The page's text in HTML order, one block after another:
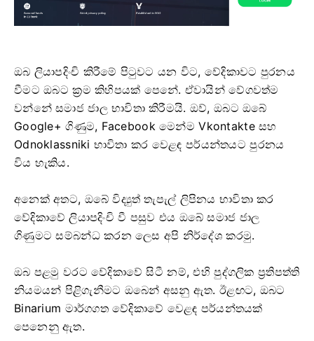
ඔබ ලියාපදිංචි කිරීමේ පිටුවට යන විට, වේදිකාවට පුරනය
වීමට ඔබට ක්‍රම කිහිපයක් පෙනේ. ඒවායින් වේගවත්ම
වන්නේ සමාජ ජාල භාවිතා කිරීමයි. ඔව්, ඔබට ඔබේ
Google+ ගිණුම, Facebook මෙන්ම Vkontakte සහ
Odnoklassniki භාවිතා කර වෙළඳ පර්යන්තයට පුරනය
විය හැකිය.
අනෙක් අතට, ඔබේ විද්‍යුත් තැපැල් ලිපිනය භාවිතා කර
වේදිකාවේ ලියාපදිංචි වී පසුව එය ඔබේ සමාජ ජාල
ගිණුමට සම්බන්ධ කරන ලෙස අපි නිර්දේශ කරමු.
ඔබ පළමු වරට වේදිකාවේ සිටී නම්, එහි පුද්ගලික ප්‍රතිපත්ති
නියමයන් පිළිගැනීමට ඔබෙන් අසනු ඇත. ඊළඟට, ඔබට
Binarium මාර්ගගත වේදිකාවේ වෙළඳ පර්යන්තයක්
පෙනෙනු ඇත.